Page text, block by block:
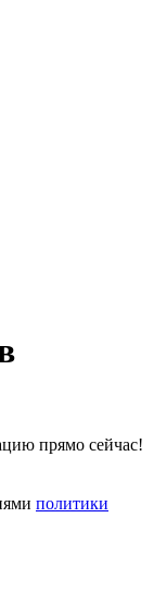
прямо сейчас!
политики